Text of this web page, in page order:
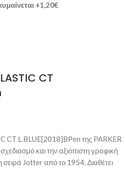
+1,20€
CT
CT L.BLUE[2018]BPen της PARKER
και την αξιόπιστη γραφική
σειρά Jotter από το 1954. Διαθέτει